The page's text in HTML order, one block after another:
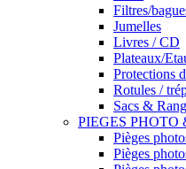
Filtres/
Jumelles
Livres / CD
Plateaux/
Protections
Rotules /
Sacs &
PIEGES PHOTO
Pièges
Pièges